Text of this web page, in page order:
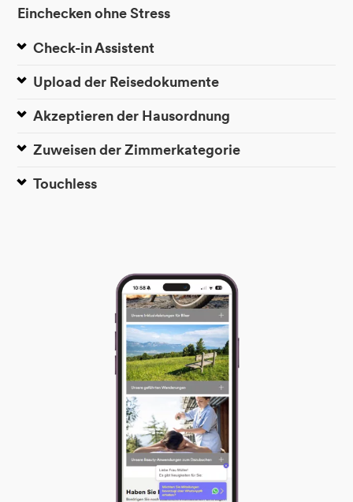
Einchecken ohne Stress
Check-in Assistent
Upload der Reisedokumente
Akzeptieren der Hausordnung
Zuweisen der Zimmerkategorie
Touchless